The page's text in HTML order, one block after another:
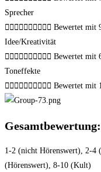
Sprecher
          Bewertet mit
Idee/Kreativität
          Bewertet mit
Toneffekte
          Bewertet mit
Gesamtbewertung:
1-2 (nicht Hörenswert), 2-4
(Hörenswert), 8-10 (Kult)